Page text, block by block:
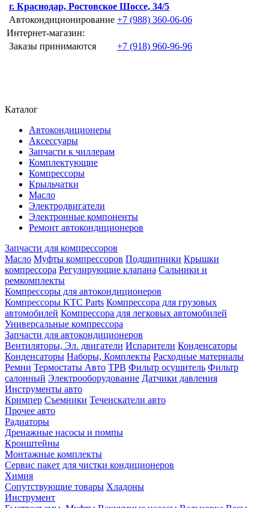
г. Краснодар, Ростовское Шоссе, 34/5
Автокондиционирование +7 (988) 360-06-06
Интернет-магазин:
Заказы принимаются
+7 (918) 960-96-96
Каталог
Автокондиционеры
Аксессуары
Запчасти к чиллерам
Комплектующие
Компрессоры
Крыльчатки
Масло
Электродвигатели
Электронные компоненты
Ремонт автокондиционеров
Запчасти для компрессоров
Масло Муфты компрессоров Подшипники Крышки
компрессора Регулирующие клапана Сальники и
ремкомплекты
Компрессоры для автокондиционеров
Компрессоры KTC Parts Компрессора для грузовых
автомобилей Компрессора для легковых автомобилей
Универсальные компрессора
Запчасти для автокондиционеров
Вентиляторы, Эл. двигатели Испарители Конденсаторы
Конденсаторы Наборы, Комплекты Расходные материалы
Ремни Термостаты Авто ТРВ Фильтр осушитель Фильтр
салонный Электрооборудование Датчики давления
Инструменты авто
Кримпер Съемники Течеискатели авто
Прочее авто
Радиаторы
Дренажные насосы и помпы
Кронштейны
Монтажные комплекты
Сервис пакет для чистки кондиционеров
Химия
Сопутствующие товары Хладоны
Инструмент